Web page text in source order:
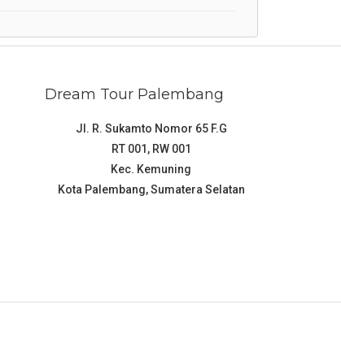
Dream Tour Palembang
Jl. R. Sukamto Nomor 65 F.G
RT 001, RW 001
Kec. Kemuning
Kota Palembang, Sumatera Selatan